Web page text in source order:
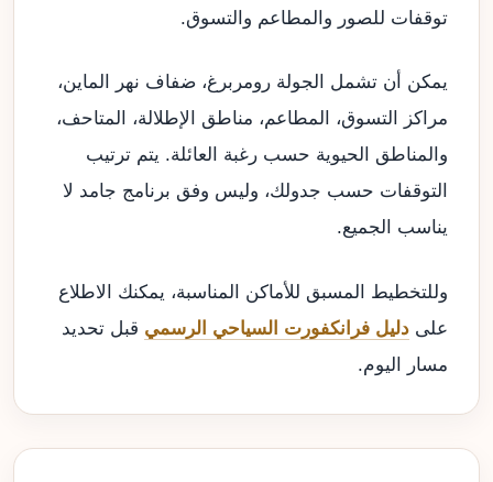
توقفات للصور والمطاعم والتسوق.
يمكن أن تشمل الجولة رومربرغ، ضفاف نهر الماين،
مراكز التسوق، المطاعم، مناطق الإطلالة، المتاحف،
والمناطق الحيوية حسب رغبة العائلة. يتم ترتيب
التوقفات حسب جدولك، وليس وفق برنامج جامد لا
يناسب الجميع.
وللتخطيط المسبق للأماكن المناسبة، يمكنك الاطلاع
على دليل فرانكفورت السياحي الرسمي قبل تحديد
مسار اليوم.